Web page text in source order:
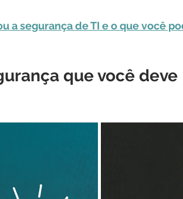
a segurança de TI e o que você
que você deve